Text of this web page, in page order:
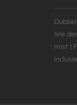
We
mist |